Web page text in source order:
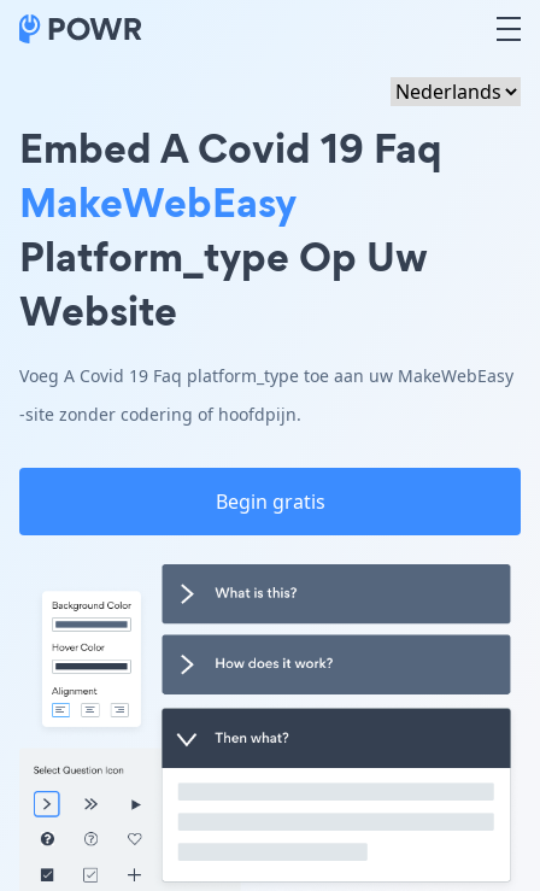
Embed A Covid 19 Faq
MakeWebEasy
Platform_type Op Uw
Website
Voeg A Covid 19 Faq platform_type toe aan uw MakeWebEasy
-site zonder codering of hoofdpijn.
Begin gratis